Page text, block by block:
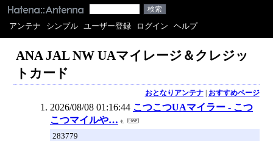
アンテナ シンプル ユーザー登録 ログイン ヘルプ
ANA JAL NW UAマイレージ＆クレジッ
トカード
おとなりアンテナ| おすすめページ
2026/08/08 01:16:44 こつこつUAマイラー - こつ
こつマイルや…
283779